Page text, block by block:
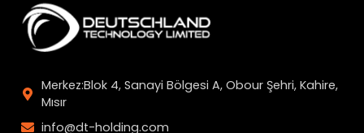
Merkez:Blok 4, Sanayi Bölgesi A, Obour Şehri, Kahire,
Mısır
info@dt-holding.com